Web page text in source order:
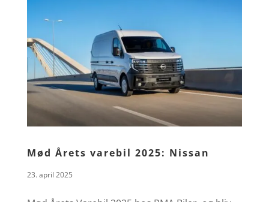
Mød Årets varebil 2025: Nissan
Interstar
23. april 2025